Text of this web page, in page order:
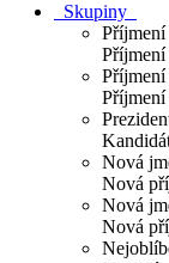
Skupiny
Příjmení
Příjmení
Příjmení
Nová
Nová
Nová
Nová